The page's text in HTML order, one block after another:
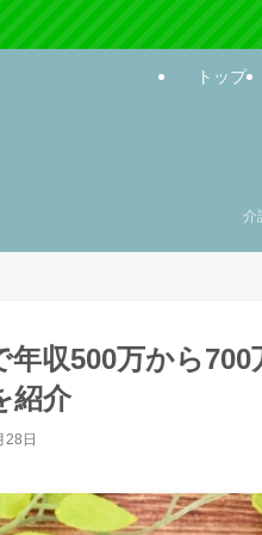
介
トップ
年収500万から
紹介
28日